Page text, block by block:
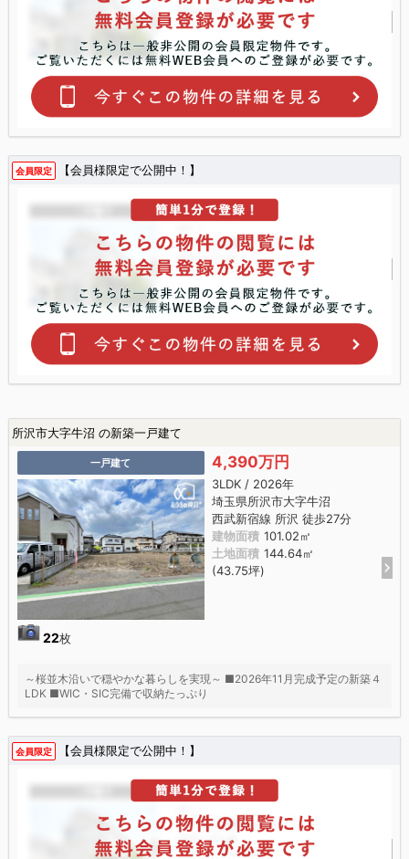
会員限定 【会員様限定で公開中！】
所沢市大字牛沼 の新築一戸建て
一戸建て
22枚
4,390万円
3LDK / 2026年
埼玉県所沢市大字牛沼
西武新宿線 所沢 徒歩27分
建物面積 101.02㎡
土地面積 144.64㎡
(43.75坪)
～桜並木沿いで穏やかな暮らしを実現～ ■2026年11月完成予定の新築４
LDK ■WIC・SIC完備で収納たっぷり
会員限定 【会員様限定で公開中！】